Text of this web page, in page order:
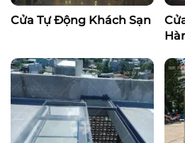
Cửa Tự Động Khách Sạn